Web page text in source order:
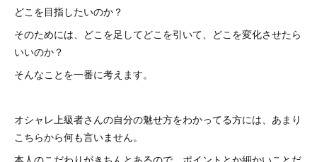
どこを目指したいのか？
そのためには、どこを足してどこを引いて、どこを変化させたら
いいのか？
そんなことを一番に考えます。
オシャレ上級者さんの自分の魅せ方をわかってる方には、あまり
こちらから何も言いません。
本人のこだわりがきちんとあるので、ポイントとか細かいことだ